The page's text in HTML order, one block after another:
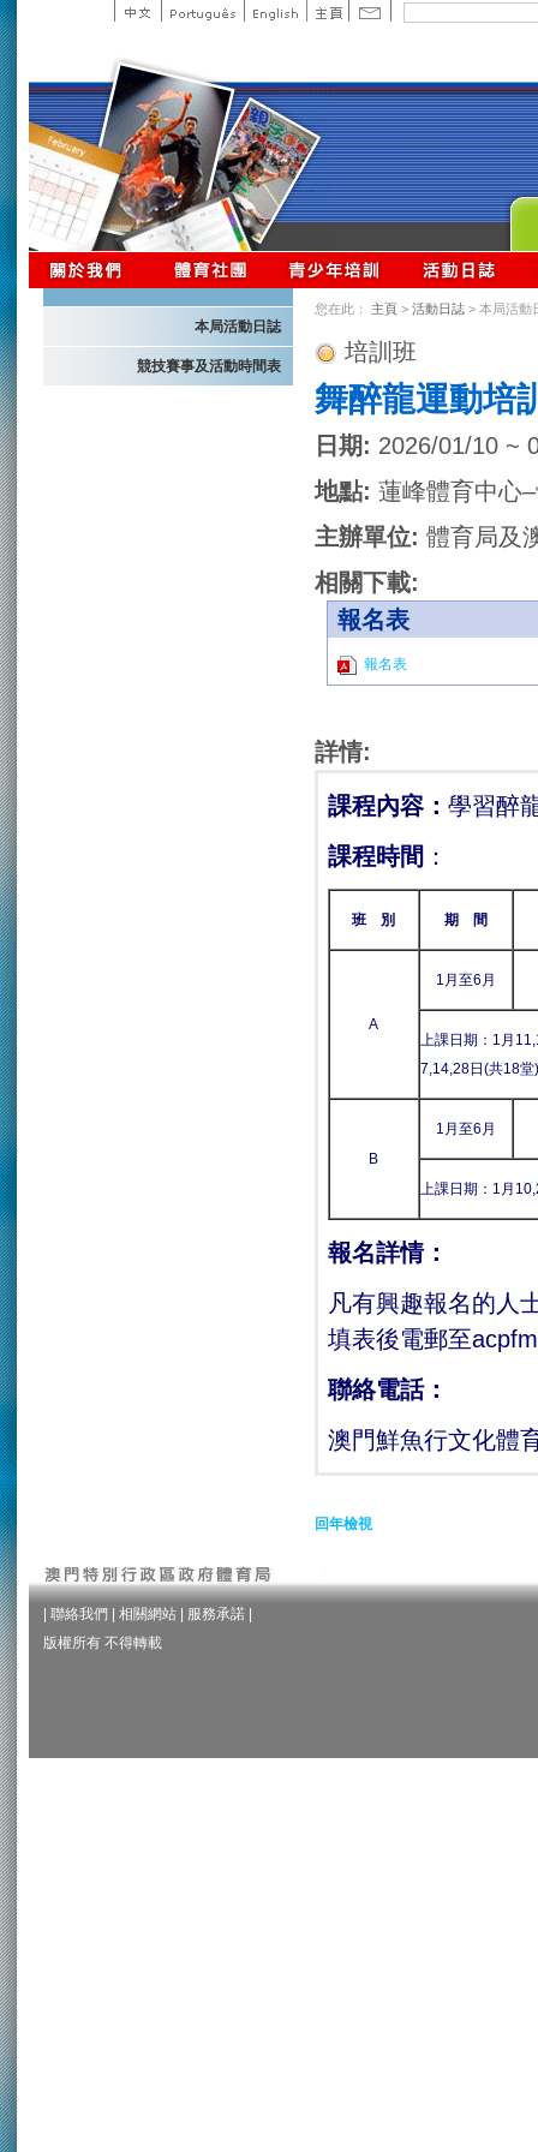
本局活動日誌
競技賽事及活動時間表
您在此： 主頁 > 活動日誌 > 本局活動
培訓班
舞醉龍運動培
日期: 2026/01/10 ~
地點: 蓮峰體育中心
主辦單位: 體育局及
相關下載:
報名表
報名表
詳情:
課程內容 ： 學習醉
課程時間 ：
班 別 期 間
A
1月至6月
上課日期：1月
7,14,28日(共18堂)
B
1月至6月
上課日期：1月
報名詳情：
凡有興趣報名的人
填表後電郵至
聯絡電話：
澳門鮮魚行文化體
回年檢視
聯絡我們 相關網站 服務承諾
版權所有 不得轉載